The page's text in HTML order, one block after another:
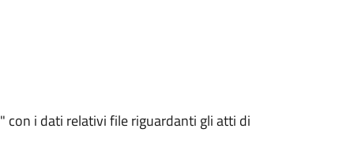
con i dati relativi file riguardanti gli atti di